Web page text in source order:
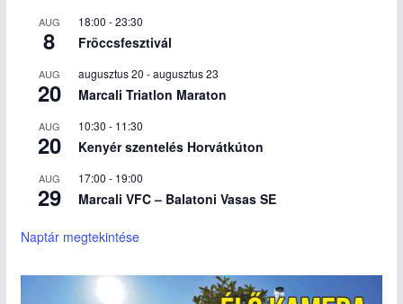
AUG
8
18:00 -23:30
Fröccsfesztivál
AUG
20
augusztus 20 -augusztus 23
Marcali Triatlon Maraton
AUG
20
10:30 - 11:30
Kenyér szentelés Horvátkúton
AUG
29
17:00 - 19:00
Marcali VFC – Balatoni Vasas SE
Naptár megtekintése